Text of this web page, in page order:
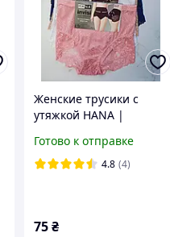
Женские трусики с
утяжкой HANA |
кружевные трусы
размеры 2XL-3XL
Готово к отправке
4.8 (4)
75₴